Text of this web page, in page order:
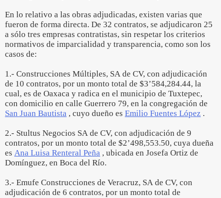
En lo relativo a las obras adjudicadas, existen varias que
fueron de forma directa. De 32 contratos, se adjudicaron 25
a sólo tres empresas contratistas, sin respetar los criterios
normativos de imparcialidad y transparencia, como son los
casos de:
1.- Construcciones Múltiples, SA de CV, con adjudicación
de 10 contratos, por un monto total de $3’584,284.44, la
cual, es de Oaxaca y radica en el municipio de Tuxtepec,
con domicilio en calle Guerrero 79, en la congregación de
San Juan Bautista , cuyo dueño es Emilio Fuentes López .
2.- Stultus Negocios SA de CV, con adjudicación de 9
contratos, por un monto total de $2’498,553.50, cuya dueña
es Ana Luisa Renteral Peña , ubicada en Josefa Ortiz de
Domínguez, en Boca del Río.
3.- Emufe Construcciones de Veracruz, SA de CV, con
adjudicación de 6 contratos, por un monto total de